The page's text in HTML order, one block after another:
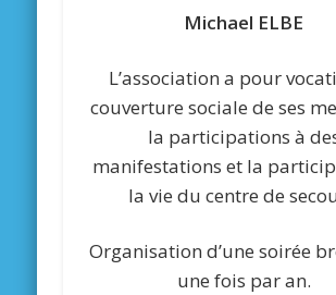
Michael ELBE
L’association a pour
couverture sociale de ses
la participations à
manifestations et la
la vie du centre de
Organisation d’une soirée
une fois par an.